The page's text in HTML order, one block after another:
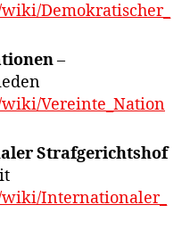
Demokratischer_
–
Vereinte_Nation
Strafgerichtshof
Internationaler_